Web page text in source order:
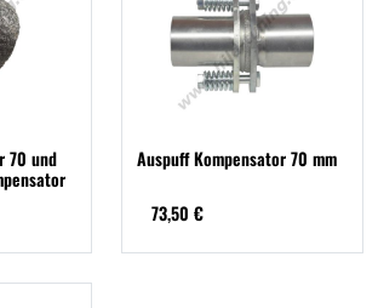
70 und
Auspuff Kompensator 70 mm
73,50 €